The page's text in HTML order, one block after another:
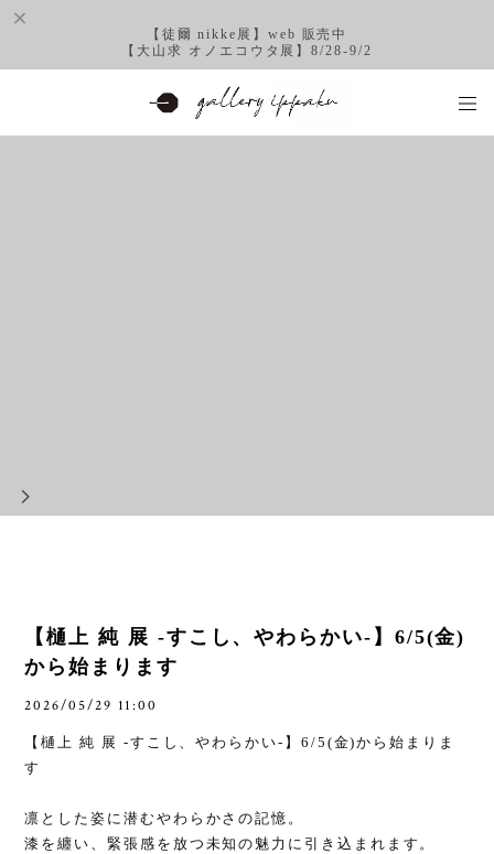
【徒爾 nikke展】web 販売中
【大山求 オノエコウタ展】8/28-9/2
【樋上 純 展 -すこし、やわらかい-】6/5(金)
から始まります
2026/05/29 11:00
【樋上 純 展 -すこし、やわらかい- 】 6/5(金)から始まりま
す
凛とした姿に潜むやわらかさの記憶。
漆を纏い、緊張感を放つ未知の魅力に引き込まれます。